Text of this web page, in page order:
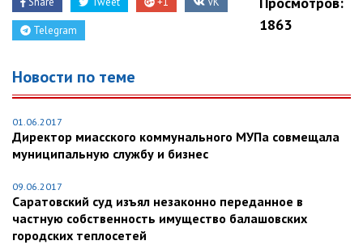
Telegram
1863
Новости по теме
01.06.2017
Директор миасского коммунального МУПа совмещала
муниципальную службу и бизнес
09.06.2017
Саратовский суд изъял незаконно переданное в
частную собственность имущество балашовских
городских теплосетей